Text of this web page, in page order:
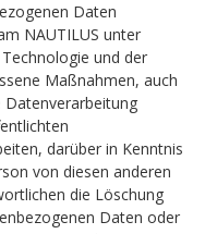
Daten
NAUTILUS unter
und der
Maßnahmen, auch
darüber in Kenntnis
von diesen anderen
die Löschung
Daten oder